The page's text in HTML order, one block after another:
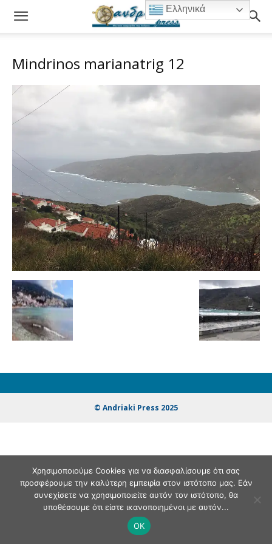
Mindrinos marianatrig 12
© Andriaki Press 2025
Ελληνικά
Χρησιμοποιούμε Cookies για να διασφαλίσουμε ότι σας
προσφέρουμε την καλύτερη εμπειρία στον ιστότοπο μας. Εάν
συνεχίσετε να χρησιμοποιείτε αυτόν τον ιστότοπο, θα
υποθέσουμε ότι είστε ικανοποιημένοι με αυτόν...
OK